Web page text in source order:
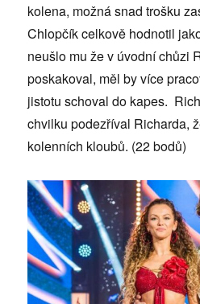
kolena, možná snad trošku
Chlopčík celkově hodnotil
neušlo mu že v úvodní chůzi
poskakoval, měl by více
jistotu schoval do kapes.
chvilku podezříval Richarda,
kolenních kloubů. (22 bodů)